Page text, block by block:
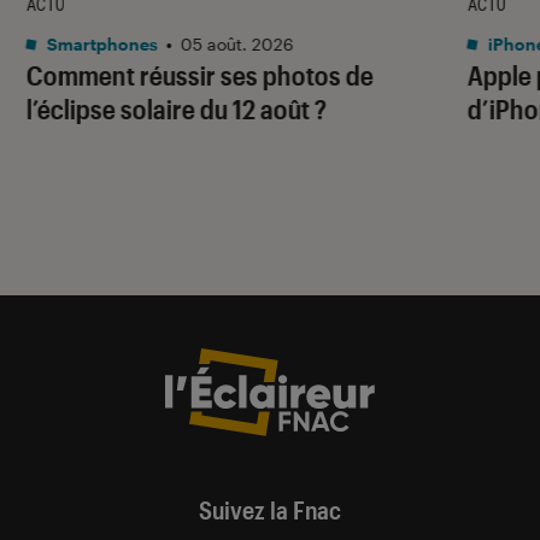
Comment réussir ses photos de
l’éclipse solaire du 12 août ?
ACTU
Smartphones • 05 août. 2026
Apple
ACTU
Suivez la Fnac